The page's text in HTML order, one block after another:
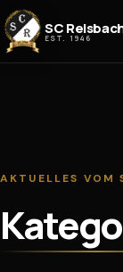
Zum Inhalt springen
SC
EST. 1946
AKTUELLES VOM